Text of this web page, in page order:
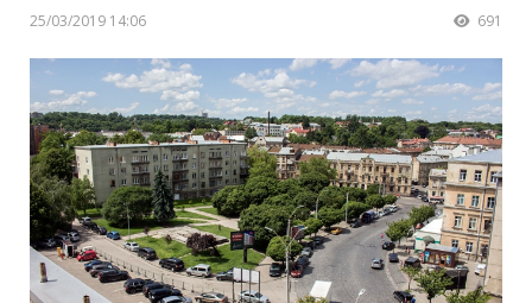
25/03/2019 14:06 691